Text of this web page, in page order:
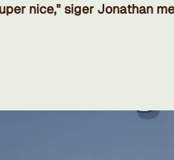
nice," siger Jonathan